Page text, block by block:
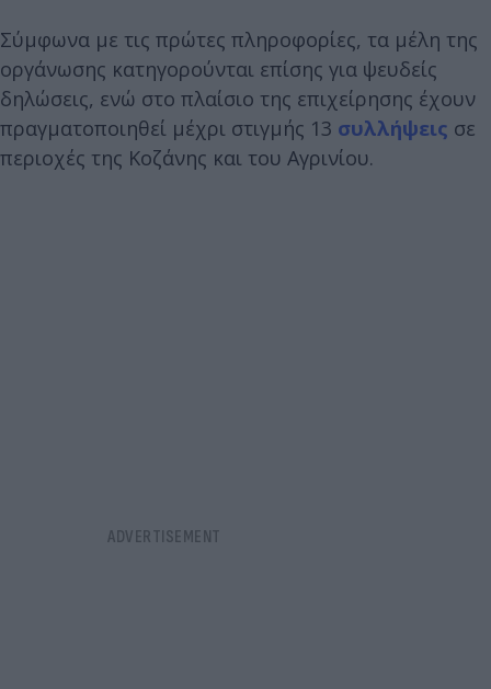
Σύμφωνα με τις πρώτες πληροφορίες, τα μέλη της
οργάνωσης κατηγορούνται επίσης για ψευδείς
δηλώσεις, ενώ στο πλαίσιο της επιχείρησης έχουν
πραγματοποιηθεί μέχρι στιγμής 13 συλλήψεις σε
περιοχές της Κοζάνης και του Αγρινίου.